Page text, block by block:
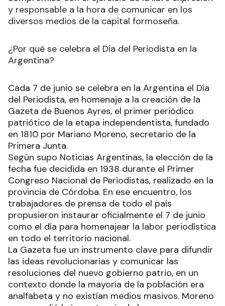
y responsable a la hora de comunicar en los
diversos medios de la capital formoseña.
¿Por qué se celebra el Día del Periodista en la
Argentina?
Cada 7 de junio se celebra en la Argentina el Día
del Periodista, en homenaje a la creación de la
Gazeta de Buenos Ayres, el primer periódico
patriótico de la etapa independentista, fundado
en 1810 por Mariano Moreno, secretario de la
Primera Junta.
Según supo Noticias Argentinas, la elección de la
fecha fue decidida en 1938 durante el Primer
Congreso Nacional de Periodistas, realizado en la
provincia de Córdoba. En ese encuentro, los
trabajadores de prensa de todo el país
propusieron instaurar oficialmente el 7 de junio
como el día para homenajear la labor periodística
en todo el territorio nacional.
La Gazeta fue un instrumento clave para difundir
las ideas revolucionarias y comunicar las
resoluciones del nuevo gobierno patrio, en un
contexto donde la mayoría de la población era
analfabeta y no existían medios masivos. Moreno